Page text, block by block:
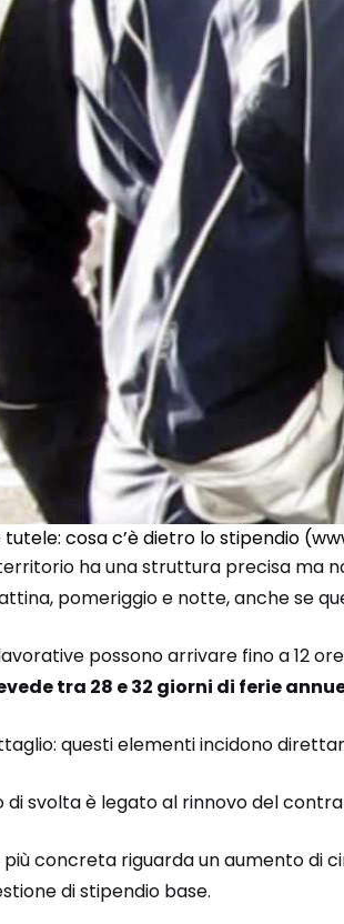
tutele: cosa c’è dietro lo stipendio
ha una struttura precisa ma
pomeriggio e notte, anche se
possono arrivare fino a 12
tra 28 e 32 giorni di ferie
questi elementi incidono
di svolta è legato al rinnovo del
concreta riguarda un aumento di
di stipendio base.